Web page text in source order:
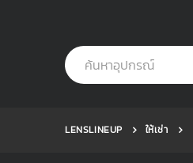
LENSLINEUP ให้เช่า